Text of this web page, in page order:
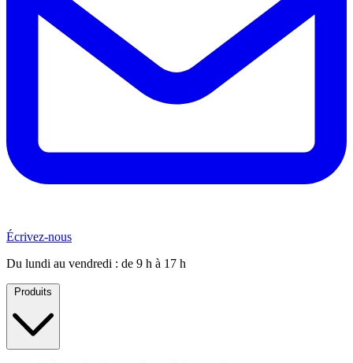
Écrivez-nous
Du lundi au vendredi : de 9 h à 17 h
Produits